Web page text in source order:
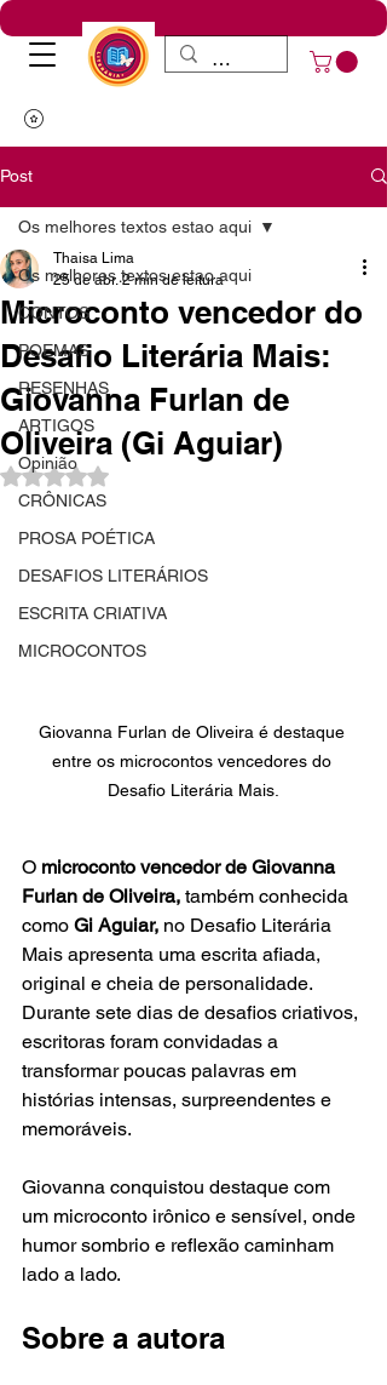
Post
Os melhores textos estao aqui
CONTOS
POEMAS
RESENHAS
ARTIGOS
Opinião
CRÔNICAS
PROSA POÉTICA
DESAFIOS LITERÁRIOS
ESCRITA CRIATIVA
MICROCONTOS
Os melhores textos estao aqui
Microconto vencedor do
Desafio Literária Mais:
Giovanna Furlan de
Oliveira (Gi Aguiar)
Thaisa Lima
25 de abr. 2 min de leitura
Avaliado com NaN de 5 estrelas.
Giovanna Furlan de Oliveira é destaque
entre os microcontos vencedores do
Desafio Literária Mais.
O microconto vencedor de Giovanna
Furlan de Oliveira, também conhecida
como Gi Aguiar, no Desafio Literária
Mais apresenta uma escrita afiada,
original e cheia de personalidade.
Durante sete dias de desafios criativos,
escritoras foram convidadas a
transformar poucas palavras em
histórias intensas, surpreendentes e
memoráveis.
Giovanna conquistou destaque com
um microconto irônico e sensível, onde
humor sombrio e reflexão caminham
lado a lado.
Sobre a autora